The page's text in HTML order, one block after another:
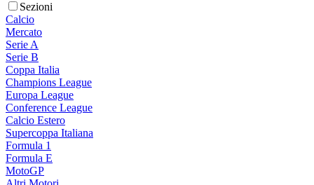
Sezioni
Calcio
Mercato
Serie A
Serie B
Coppa Italia
Champions League
Europa League
Conference League
Calcio Estero
Supercoppa Italiana
Formula 1
Formula E
MotoGP